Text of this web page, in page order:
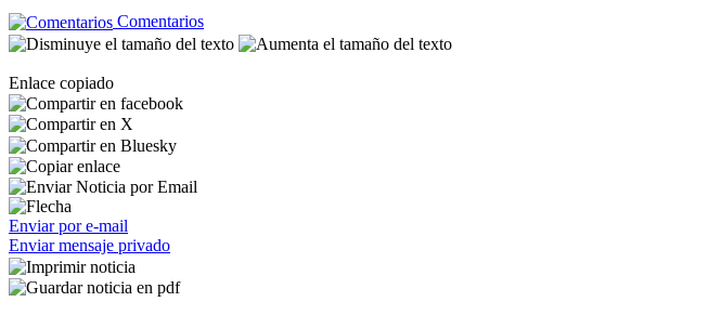
Comentarios
Enlace copiado
Enviar por e-mail
Enviar mensaje privado